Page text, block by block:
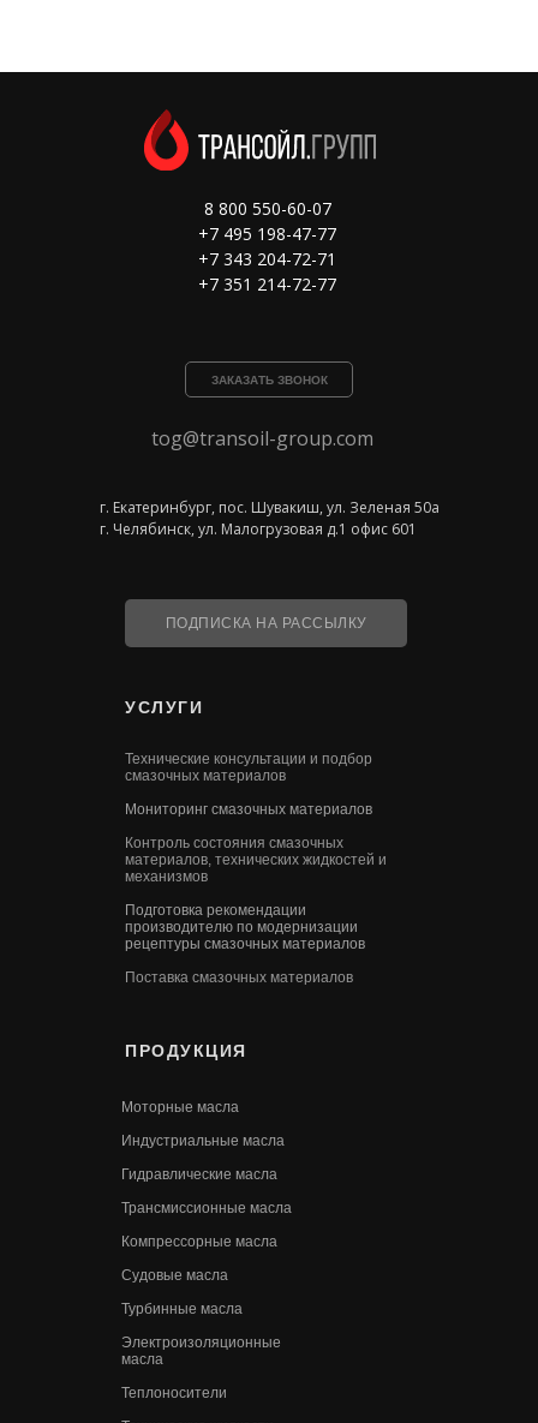
УСЛУГИ
Технические консультации и подбор
смазочных материалов
Мониторинг смазочных материалов
Контроль состояния смазочных
материалов, технических жидкостей и
механизмов
Подготовка рекомендации
производителю по модернизации
рецептуры смазочных материалов
Поставка смазочных материалов
ПРОДУКЦИЯ
ПОДПИСКА НА РАССЫЛКУ
8 800 550-60-07
+7 495 198-47-77
+7 343 204-72-71
+7 351 214-72-77
ЗАКАЗАТЬ ЗВОНОК
tog@transoil-group.com
г. Екатеринбург, пос. Шувакиш, ул. Зеленая 50а
г. Челябинск, ул. Малогрузовая д.1 офис 601
Моторные масла
Индустриальные масла
Гидравлические масла
Трансмиссионные масла
Компрессорные масла
Судовые масла
Турбинные масла
Электроизоляционные
масла
Теплоносители